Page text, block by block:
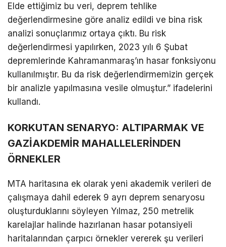
Elde ettiğimiz bu veri, deprem tehlike
değerlendirmesine göre analiz edildi ve bina risk
analizi sonuçlarımız ortaya çıktı. Bu risk
değerlendirmesi yapılırken, 2023 yılı 6 Şubat
depremlerinde Kahramanmaraş’ın hasar fonksiyonu
kullanılmıştır. Bu da risk değerlendirmemizin gerçek
bir analizle yapılmasına vesile olmuştur.” ifadelerini
kullandı.
​KORKUTAN SENARYO: ALTIPARMAK VE
GAZİAKDEMİR MAHALLELERİNDEN
ÖRNEKLER
​MTA haritasına ek olarak yeni akademik verileri de
çalışmaya dahil ederek 9 ayrı deprem senaryosu
oluşturduklarını söyleyen Yılmaz, 250 metrelik
karelajlar halinde hazırlanan hasar potansiyeli
haritalarından çarpıcı örnekler vererek şu verileri